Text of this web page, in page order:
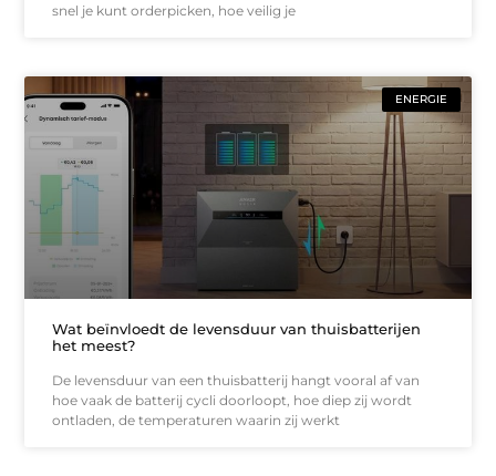
snel je kunt orderpicken, hoe veilig je
ENERGIE
Wat beïnvloedt de levensduur van thuisbatterijen
het meest?
De levensduur van een thuisbatterij hangt vooral af van
hoe vaak de batterij cycli doorloopt, hoe diep zij wordt
ontladen, de temperaturen waarin zij werkt